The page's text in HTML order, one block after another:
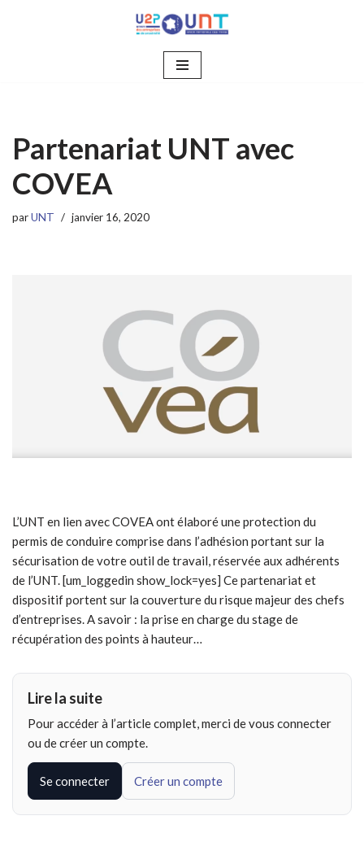
Partenariat UNT avec
COVEA
parUNT janvier 16, 2020
L’UNT en lien avec COVEA ont élaboré une protection du
permis de conduire comprise dans l’adhésion portant sur la
sécurisation de votre outil de travail, réservée aux adhérents
de l’UNT. [um_loggedin show_lock=yes] Ce partenariat et
dispositif portent sur la couverture du risque majeur des chefs
d’entreprises. A savoir : la prise en charge du stage de
récupération des points à hauteur…
Lire la suite
Pour accéder à l’article complet, merci de vous connecter
ou de créer un compte.
Se connecter Créer un compte